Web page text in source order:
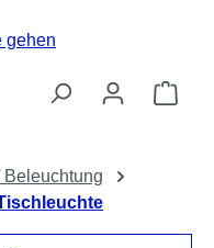
Beleuchtung